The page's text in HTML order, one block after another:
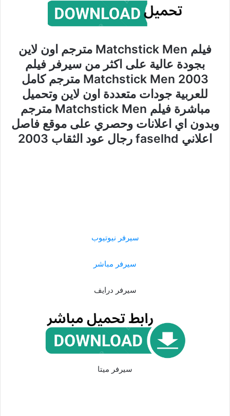
فيلم Matchstick Men مترجم اون لاين
بجودة عالية على اكثر من سيرفر فيلم
Matchstick Men 2003 مترجم كامل
للعربية جودات متعددة اون لاين وتحميل
مباشرة فيلم Matchstick Men مترجم
وبدون اي اعلانات وحصري على موقع فاصل
اعلاني faselhd رجال عود الثقاب 2003
سيرفر نيوتيوب
سيرفر مباشر
سيرفر درايف
سيرفر ميتا